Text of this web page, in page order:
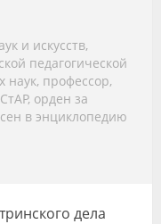
и искусств,
педагогической
наук, профессор,
орден за
в энциклопедию
дела